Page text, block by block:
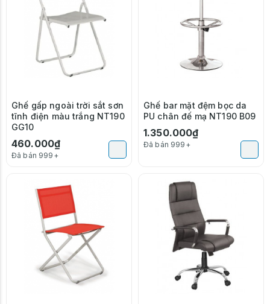
Ghế gấp ngoài trời sắt sơn
tĩnh điện màu trắng NT190
GG10
460.000₫
Đã bán 999+
Ghế bar mặt đệm bọc da
PU chân đế mạ NT190 B09
1.350.000₫
Đã bán 999+